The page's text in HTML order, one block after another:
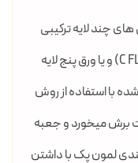
های چند لایه ترکیبی
مثل ای فلوت (E FLUTE)، سی فلوت (C FLUTE) و یا ورق پنج لایه
با استفاده از روش
برش میخورد و جعبه
لمون پک با داشتن